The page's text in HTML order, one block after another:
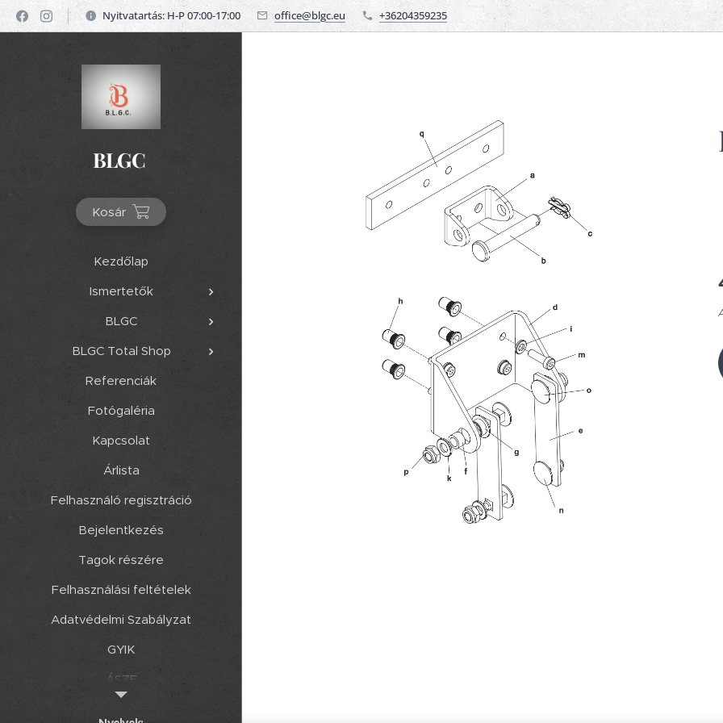
Nyitvatartás: H-P 07:00-17:00 office@blgc.eu +36204359235
BLGC
Kosár
Kezdőlap
Ismertetők
BLGC
BLGC Total Shop
Referenciák
Fotógaléria
Kapcsolat
Árlista
Felhasználó regisztráció
Bejelentkezés
Tagok részére
Felhasználási feltételek
Adatvédelmi Szabályzat
GYIK
ÁSZF